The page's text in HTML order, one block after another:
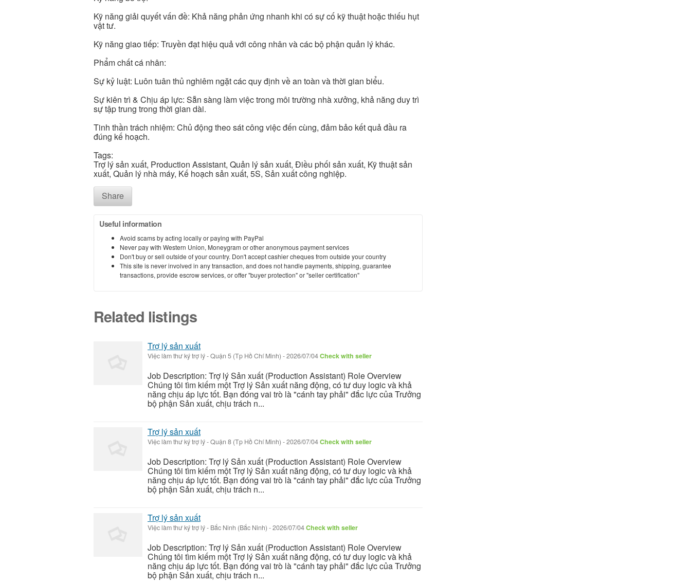
Kỹ năng giải quyết vấn đề: Khả năng phản ứng nhanh khi có sự cố kỹ thuật hoặc thiếu hụt
vật tư.
Kỹ năng giao tiếp: Truyền đạt hiệu quả với công nhân và các bộ phận quản lý khác.
Phẩm chất cá nhân:
Sự kỷ luật: Luôn tuân thủ nghiêm ngặt các quy định về an toàn và thời gian biểu.
Sự kiên trì & Chịu áp lực: Sẵn sàng làm việc trong môi trường nhà xưởng, khả năng duy trì
sự tập trung trong thời gian dài.
Tinh thần trách nhiệm: Chủ động theo sát công việc đến cùng, đảm bảo kết quả đầu ra
đúng kế hoạch.
Tags:
Trợ lý sản xuất, Production Assistant, Quản lý sản xuất, Điều phối sản xuất, Kỹ thuật sản
xuất, Quản lý nhà máy, Kế hoạch sản xuất, 5S, Sản xuất công nghiệp.
Share
Useful information
Avoid scams by acting locally or paying with PayPal
Never pay with Western Union, Moneygram or other anonymous payment services
Don't buy or sell outside of your country. Don't accept cashier cheques from outside your country
This site is never involved in any transaction, and does not handle payments, shipping, guarantee
transactions, provide escrow services, or offer "buyer protection" or "seller certification"
Related listings
Trợ lý sản xuất
Việc làm thư ký trợ lý-Quận 5 (Tp Hồ Chí Minh) -2026/07/04Check with seller
Job Description: Trợ lý Sản xuất (Production Assistant) Role Overview
Chúng tôi tìm kiếm một Trợ lý Sản xuất năng động, có tư duy logic và khả
năng chịu áp lực tốt. Bạn đóng vai trò là "cánh tay phải" đắc lực của Trưởng
bộ phận Sản xuất, chịu trách n...
Trợ lý sản xuất
Việc làm thư ký trợ lý-Quận 8 (Tp Hồ Chí Minh) -2026/07/04Check with seller
Job Description: Trợ lý Sản xuất (Production Assistant) Role Overview
Chúng tôi tìm kiếm một Trợ lý Sản xuất năng động, có tư duy logic và khả
năng chịu áp lực tốt. Bạn đóng vai trò là "cánh tay phải" đắc lực của Trưởng
bộ phận Sản xuất, chịu trách n...
Trợ lý sản xuất
Việc làm thư ký trợ lý- Bắc Ninh (Bắc Ninh) -2026/07/04Check with seller
Job Description: Trợ lý Sản xuất (Production Assistant) Role Overview
Chúng tôi tìm kiếm một Trợ lý Sản xuất năng động, có tư duy logic và khả
năng chịu áp lực tốt. Bạn đóng vai trò là "cánh tay phải" đắc lực của Trưởng
bộ phận Sản xuất, chịu trách n...